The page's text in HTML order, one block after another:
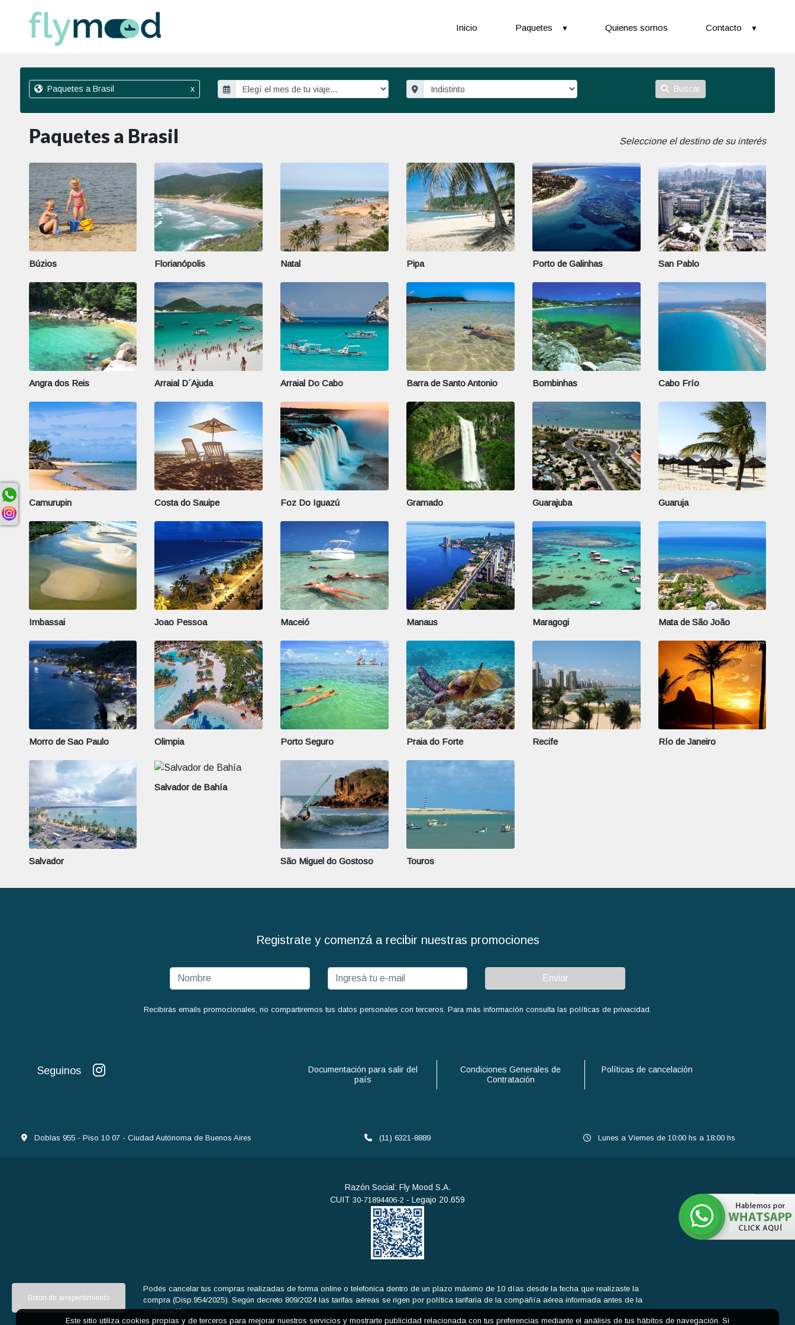
Inicio Paquetes Quienes somos Contacto
Paquetes a Brasil x Buscar
Paquetes a Brasil Seleccione el destino de su interés
Búzios Florianópolis Natal Pipa Porto de Galinhas San Pablo
Angra dos Reis Arraial D´Ajuda Arraial Do Cabo Barra de Santo Antonio Bombinhas Cabo Frío
Camurupin Costa do Sauipe Foz Do Iguazú Gramado Guarajuba Guaruja
Imbassai Joao Pessoa Maceió Manaus Maragogi Mata de São João
Morro de Sao Paulo Olimpia Porto Seguro Praia do Forte Recife Río de Janeiro
Salvador
Salvador de Bahía
São Miguel do Gostoso Touros
Registrate y comenzá a recibir nuestras promociones
Enviar
Recibirás emails promocionales, no compartiremos tus datos personales con terceros. Para más información consulta las políticas de privacidad.
Seguinos
Documentación para salir del
país
Condiciones Generales de
Contratación
Políticas de cancelación
Doblas 955 - Piso 10 07 - Ciudad Autónoma de Buenos Aires (11) 6321-8889 Lunes a Viernes de 10:00 hs a 18:00 hs
Razón Social: Fly Mood S.A.
CUIT 30-71894406-2 - Legajo 20.659
Boton de arrepentimiento
Podés cancelar tus compras realizadas de forma online o telefonica dentro de un plazo máximo de 10 días desde la fecha que realizaste la
compra (Disp.954/2025). Según decreto 809/2024 las tarifas aéreas se rigen por política tarifaria de la compañía aérea informada antes de la
contratación.
Este sitio utiliza cookies propias y de terceros para mejorar nuestros servicios y mostrarte publicidad relacionada con tus preferencias mediante el análisis de tus hábitos de navegación. Si